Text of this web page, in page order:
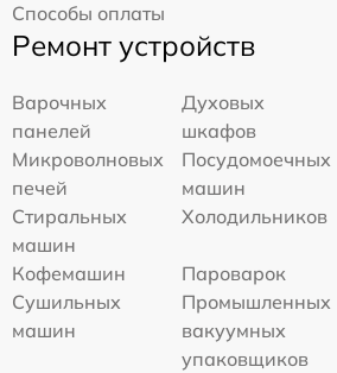
Способы оплаты
Ремонт устройств
Варочных
панелей
Духовых
шкафов
Микроволновых
печей
Посудомоечных
машин
Стиральных
машин
Холодильников
Кофемашин
Пароварок
Сушильных
машин
Промышленных
вакуумных
упаковщиков